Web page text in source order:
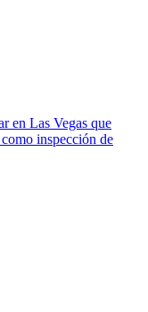
en Las Vegas que
inspección de